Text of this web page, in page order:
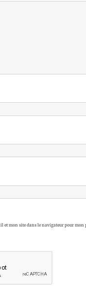
et mon site dans le navigateur pour mon